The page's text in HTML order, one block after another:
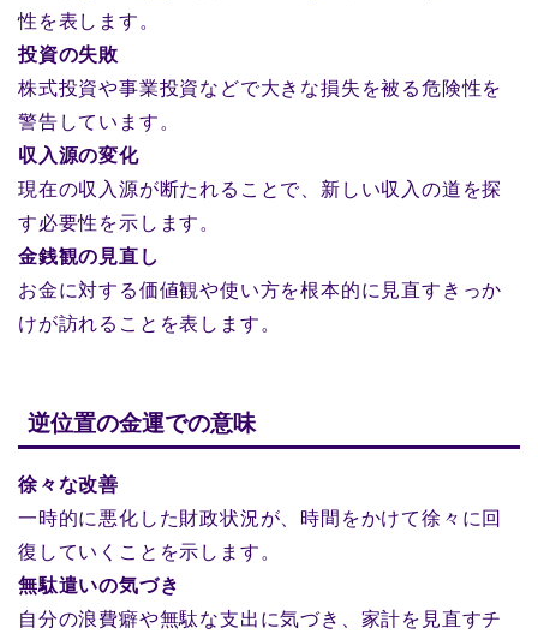
性を表します。
投資の失敗
株式投資や事業投資などで大きな損失を被る危険性を
警告しています。
収入源の変化
現在の収入源が断たれることで、新しい収入の道を探
す必要性を示します。
金銭観の見直し
お金に対する価値観や使い方を根本的に見直すきっか
けが訪れることを表します。
逆位置の金運での意味
徐々な改善
一時的に悪化した財政状況が、時間をかけて徐々に回
復していくことを示します。
無駄遣いの気づき
自分の浪費癖や無駄な支出に気づき、家計を見直すチ